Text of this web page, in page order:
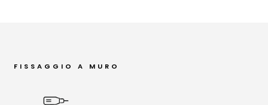
FISSAGGIO A MURO